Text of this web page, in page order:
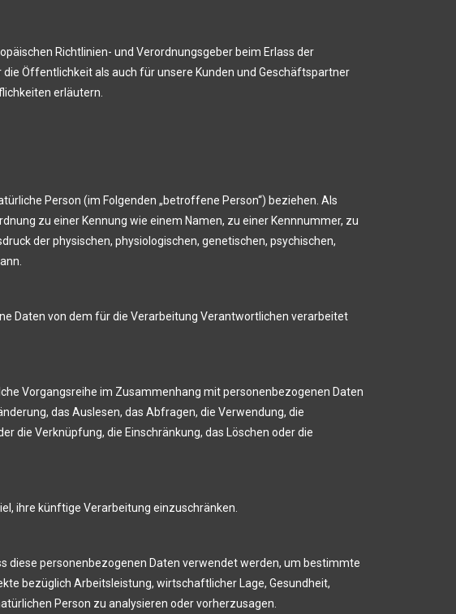
Richtlinien- und Verordnungsgeber beim Erlass der
Öffentlichkeit als auch für unsere Kunden und Geschäftspartner
erläutern.
Person (im Folgenden „betroffene Person“) beziehen. Als
zu einer Kennung wie einem Namen, zu einer Kennnummer, zu
der physischen, physiologischen, genetischen, psychischen,
Daten von dem für die Verarbeitung Verantwortlichen verarbeitet
Vorgangsreihe im Zusammenhang mit personenbezogenen Daten
das Auslesen, das Abfragen, die Verwendung, die
die Verknüpfung, die Einschränkung, das Löschen oder die
ihre künftige Verarbeitung einzuschränken.
diese personenbezogenen Daten verwendet werden, um bestimmte
bezüglich Arbeitsleistung, wirtschaftlicher Lage, Gesundheit,
Person zu analysieren oder vorherzusagen.